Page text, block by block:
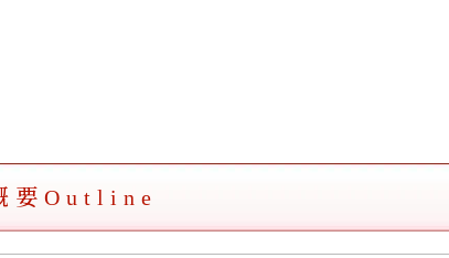
要 Outline